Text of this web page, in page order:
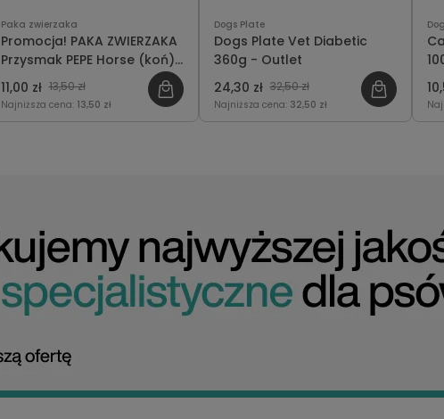
Paka zwierzaka
Promocja! PAKA ZWIERZAKA
Przysmak PEPE Horse (koń)
70g
11,00 zł 13,50 zł
Najniższa cena: 13,50 zł
Dogs Plate
Dogs Plate Vet Diabetic
360g - Outlet
24,30 zł 32,50 zł
Najniższa cena: 32,50 zł